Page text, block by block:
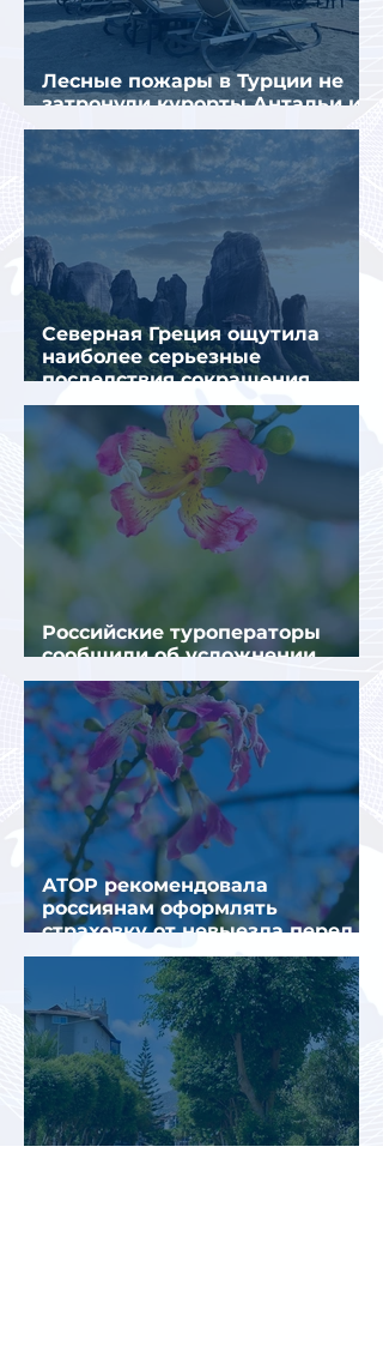
Лесные пожары в Турции не
затронули курорты Антальи и
Муглы
Северная Греция ощутила
наиболее серьезные
последствия сокращения
турпотока из России
Российские туроператоры
сообщили об усложнении
получения виз в Грецию
АТОР рекомендовала
россиянам оформлять
страховку от невыезда перед
поездкой в Грецию